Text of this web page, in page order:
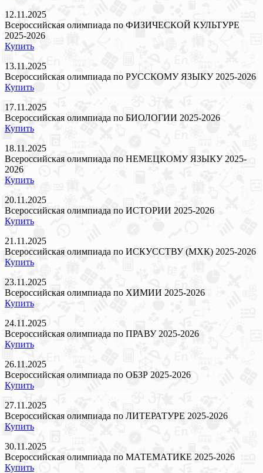
12.11.2025
Всероссийская олимпиада по ФИЗИЧЕСКОЙ КУЛЬТУРЕ
2025-2026
Купить
13.11.2025
Всероссийская олимпиада по РУССКОМУ ЯЗЫКУ 2025-2026
Купить
17.11.2025
Всероссийская олимпиада по БИОЛОГИИ 2025-2026
Купить
18.11.2025
Всероссийская олимпиада по НЕМЕЦКОМУ ЯЗЫКУ 2025-
2026
Купить
20.11.2025
Всероссийская олимпиада по ИСТОРИИ 2025-2026
Купить
21.11.2025
Всероссийская олимпиада по ИСКУССТВУ (МХК) 2025-2026
Купить
23.11.2025
Всероссийская олимпиада по ХИМИИ 2025-2026
Купить
24.11.2025
Всероссийская олимпиада по ПРАВУ 2025-2026
Купить
26.11.2025
Всероссийская олимпиада по ОБЗР 2025-2026
Купить
27.11.2025
Всероссийская олимпиада по ЛИТЕРАТУРЕ 2025-2026
Купить
30.11.2025
Всероссийская олимпиада по МАТЕМАТИКЕ 2025-2026
Купить